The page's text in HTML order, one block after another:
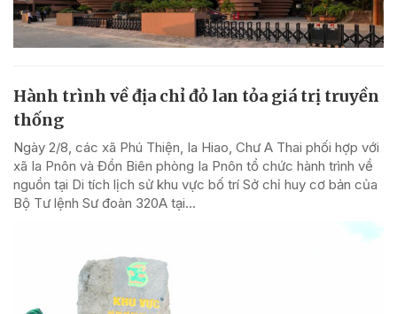
Hành trình về địa chỉ đỏ lan tỏa giá trị truyền
thống
Ngày 2/8, các xã Phú Thiện, Ia Hiao, Chư A Thai phối hợp với
xã Ia Pnôn và Đồn Biên phòng Ia Pnôn tổ chức hành trình về
nguồn tại Di tích lịch sử khu vực bố trí Sở chỉ huy cơ bản của
Bộ Tư lệnh Sư đoàn 320A tại...